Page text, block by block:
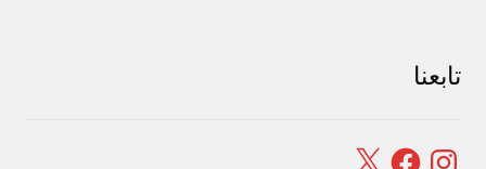
تابعنا
Instagram
Facebook
X